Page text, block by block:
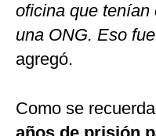
oficina que tenían
una ONG. Eso
agregó.
Como se